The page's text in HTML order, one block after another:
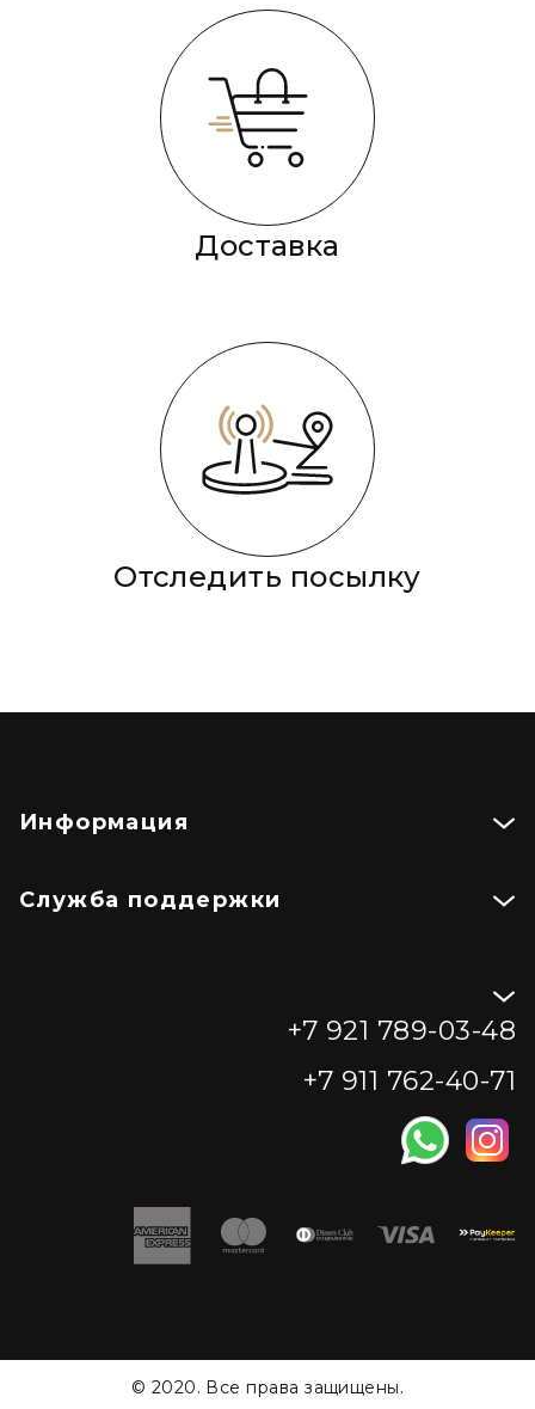
Доставка
Отследить посылку
Информация
Служба поддержки
+7 921 789-03-48
+7 911 762-40-71
© 2020. Все права защищены.